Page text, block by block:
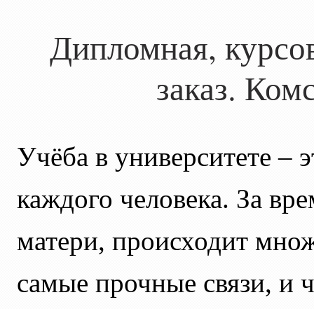
Дипломная,
заказ.
Учёба в университете –
каждого человека. За
матери, происходит
самые прочные связи, и